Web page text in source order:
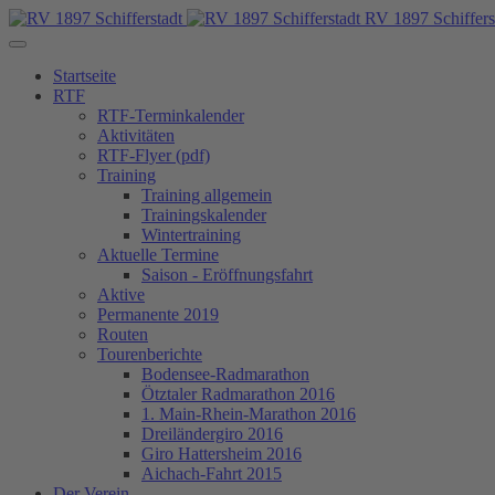
RV 1897
Startseite
RTF
RTF-Terminkalender
Aktivitäten
RTF-Flyer (pdf)
Training
Training allgemein
Trainingskalender
Wintertraining
Aktuelle Termine
Saison - Eröffnungsfahrt
Aktive
Permanente 2019
Routen
Tourenberichte
Bodensee-Radmarathon
Ötztaler Radmarathon 2016
1. Main-Rhein-Marathon 2016
Dreiländergiro 2016
Giro Hattersheim 2016
Aichach-Fahrt 2015